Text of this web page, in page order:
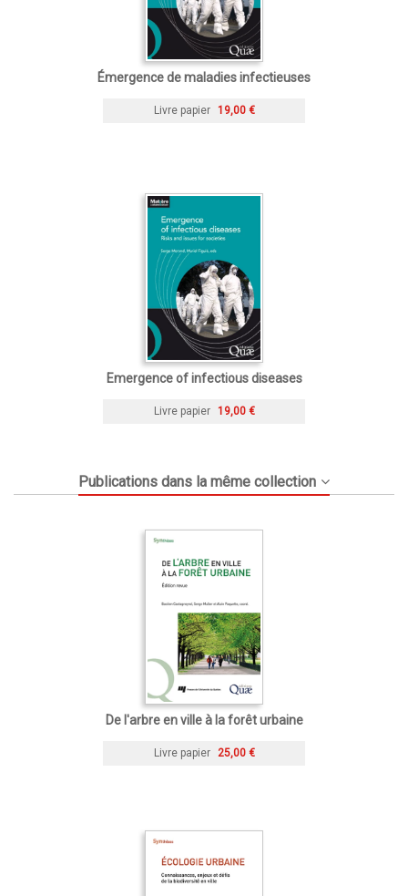
Émergence de maladies infectieuses
Livre papier 19,00 €
Emergence of infectious diseases
Livre papier 19,00 €
Publications dans la même collection
De l'arbre en ville à la forêt urbaine
Livre papier 25,00 €